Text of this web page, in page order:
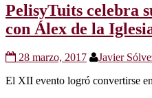
PelisyTuits celebra
con Álex de la
28 marzo, 2017 Javier
El XII evento logró convertirse